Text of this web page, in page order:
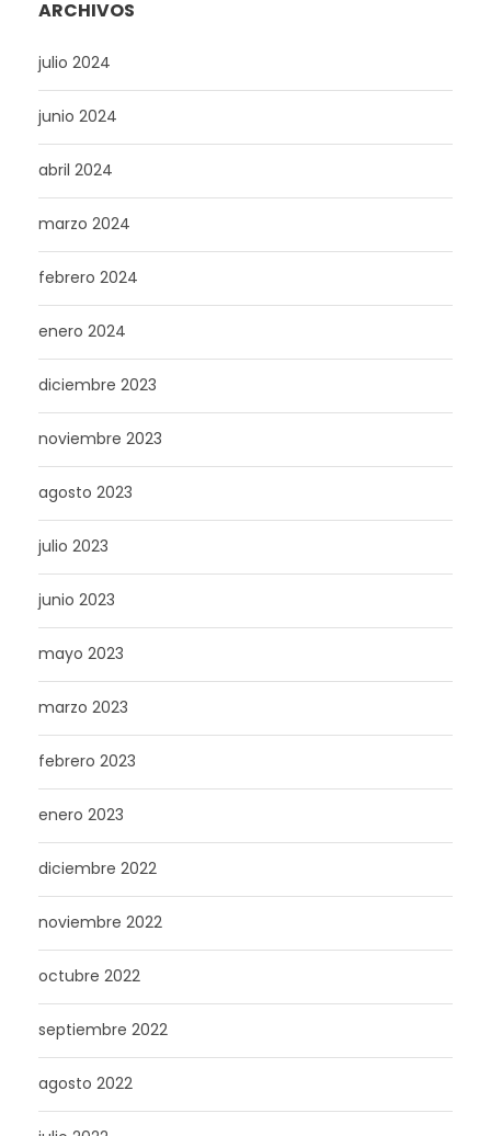
ARCHIVOS
julio 2024
junio 2024
abril 2024
marzo 2024
febrero 2024
enero 2024
diciembre 2023
noviembre 2023
agosto 2023
julio 2023
junio 2023
mayo 2023
marzo 2023
febrero 2023
enero 2023
diciembre 2022
noviembre 2022
octubre 2022
septiembre 2022
agosto 2022